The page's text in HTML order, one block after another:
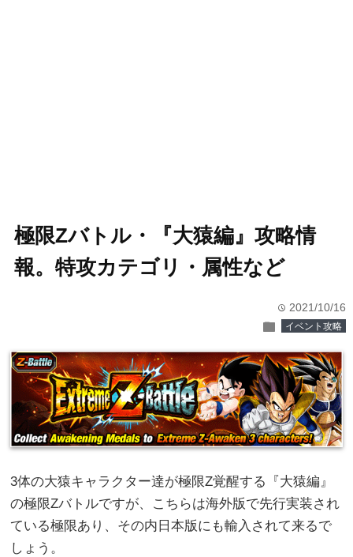
極限Zバトル・『大猿編』攻略情
報。特攻カテゴリ・属性など
time 2021/10/16
folder イベント攻略
3体の大猿キャラクター達が極限Z覚醒する『大猿編』
の極限Zバトルですが、こちらは海外版で先行実装され
ている極限あり、その内日本版にも輸入されて来るで
しょう。